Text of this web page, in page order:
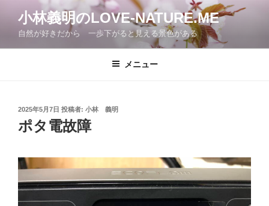
ン
小林義明のLOVE-NATURE.ME
自然が好きだから 一歩下がると見える景色がある
メニュー
投
日:
2025年5月7日 投稿者: 小林 義明
ポタ電故障